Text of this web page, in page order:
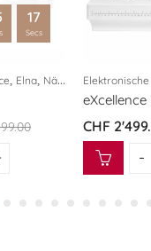
, Elna, Nähmaschinen
16
Secs
eXcellence
CHF